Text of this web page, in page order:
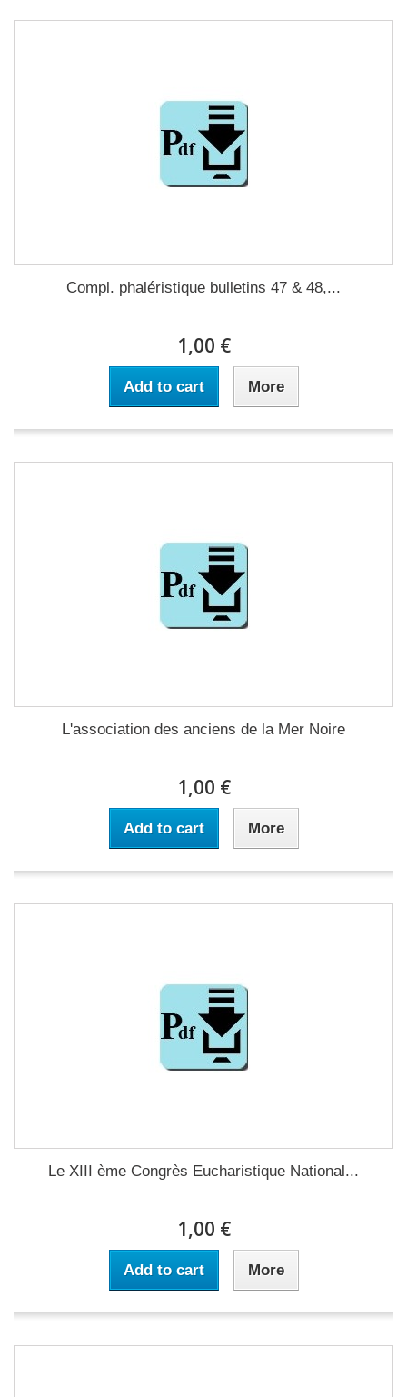
Compl. phaléristique bulletins 47 & 48,...
1,00 €
Add to cart More
L'association des anciens de la Mer Noire
1,00 €
Add to cart More
Le XIII ème Congrès Eucharistique National...
1,00 €
Add to cart More